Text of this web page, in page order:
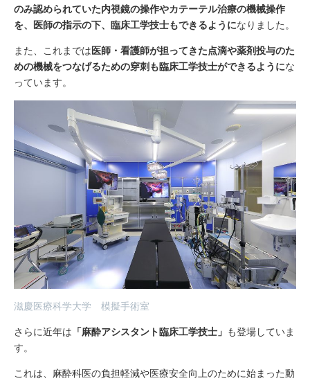
のみ認められていた内視鏡の操作やカテーテル治療の機械操作
を、医師の指示の下、臨床工学技士もできるようになりました。
また、これまでは医師・看護師が担ってきた点滴や薬剤投与のた
めの機械をつなげるための穿刺も臨床工学技士ができるようにな
っています。
滋慶医療科学大学 模擬手術室
さらに近年は 「麻酔アシスタント臨床工学技士」 も登場していま
す。
これは、麻酔科医の負担軽減や医療安全向上のために始まった動